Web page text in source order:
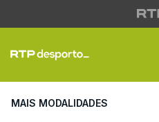
Norberto
MAIS MODALIDADES